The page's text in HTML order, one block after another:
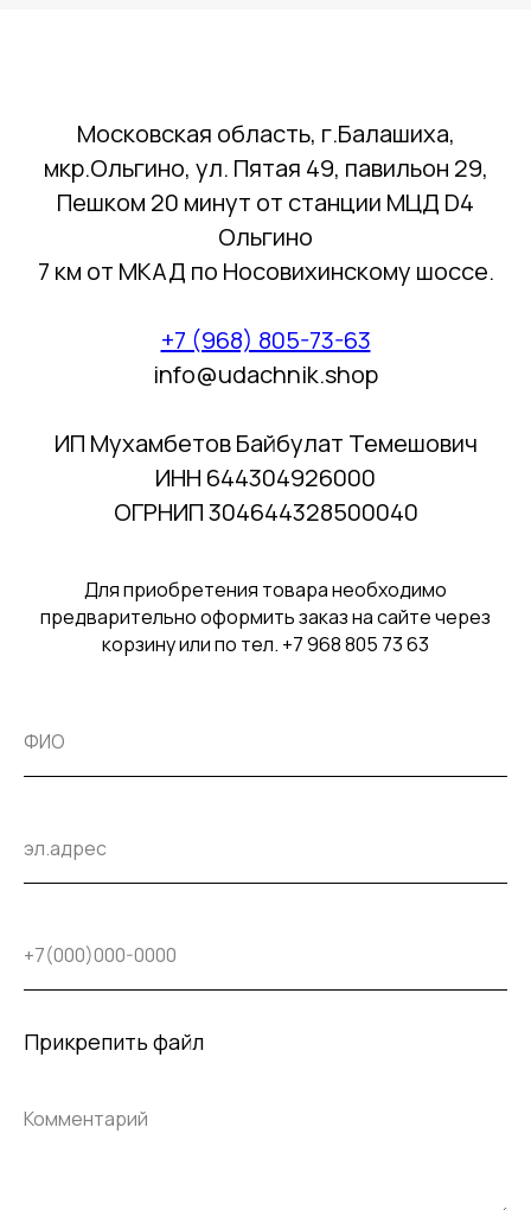
Московская область, г.Балашиха,
мкр.Ольгино, ул. Пятая 49, павильон 29,
Пешком 20 минут от станции МЦД D4
Ольгино
7 км от МКАД по Носовихинскому шоссе.
+7 (968) 805-73-63
info@udachnik.shop
ИП Мухамбетов Байбулат Темешович
ИНН 644304926000
ОГРНИП 304644328500040
Для приобретения товара необходимо
предварительно оформить заказ на сайте через
корзину или по тел. +7 968 805 73 63
Прикрепить файл